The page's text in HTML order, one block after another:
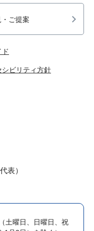
ご提案
シビリティ方針
表）
（土曜日、日曜日、祝